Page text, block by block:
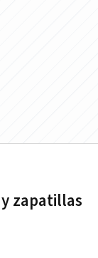
zapatillas